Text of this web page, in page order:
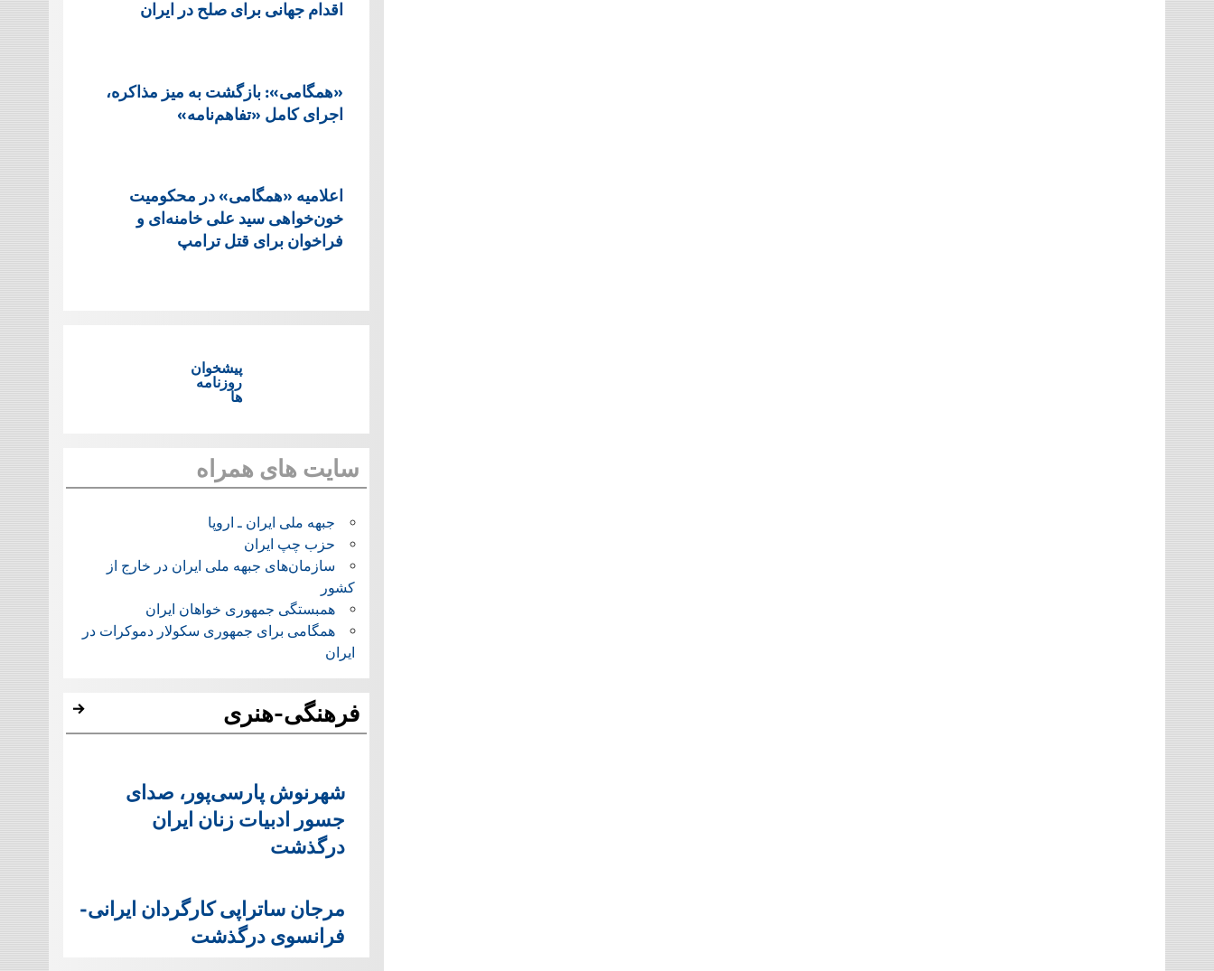
اقدام جهانی برای صلح در ایران
«همگامی»: بازگشت به میز مذاکره،
اجرای کامل «تفاهم‌نامه»
اعلامیه «همگامی» در محکومیت
خون‌خواهی سید علی خامنه‌ای و
فراخوان برای قتل ترامپ
پیشخوان
روزنامه
ها
سایت های همراه
جبهه ملی ایران ـ اروپا
حزب چپ ایران
سازمان‌های جبهه ملی ایران در خارج از
کشور
همبستگی جمهوری خواهان ایران
همگامی برای جمهوری سکولار دموکرات در
ایران
فرهنگی-هنری
شهرنوش پارسی‌پور، صدای
جسور ادبیات زنان ایران
درگذشت
مرجان ساتراپی کارگردان ایرانی-
فرانسوی درگذشت